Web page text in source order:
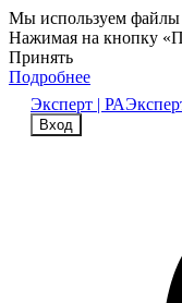
Мы используем файлы
Нажимая на кнопку
Принять
Подробнее
Эксперт | РА
Вход